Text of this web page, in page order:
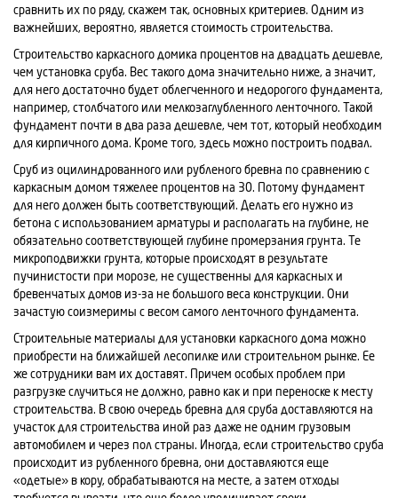
сравнить их по ряду, скажем так, основных критериев. Одним из
важнейших, вероятно, является стоимость строительства.
Строительство каркасного домика процентов на двадцать дешевле,
чем установка сруба. Вес такого дома значительно ниже, а значит,
для него достаточно будет облегченного и недорогого фундамента,
например, столбчатого или мелкозаглубленного ленточного. Такой
фундамент почти в два раза дешевле, чем тот, который необходим
для кирпичного дома. Кроме того, здесь можно построить подвал.
Сруб из оцилиндрованного или рубленого бревна по сравнению с
каркасным домом тяжелее процентов на 30. Потому фундамент
для него должен быть соответствующий. Делать его нужно из
бетона с использованием арматуры и располагать на глубине, не
обязательно соответствующей глубине промерзания грунта. Те
микроподвижки грунта, которые происходят в результате
пучинистости при морозе, не существенны для каркасных и
бревенчатых домов из-за не большого веса конструкции. Они
зачастую соизмеримы с весом самого ленточного фундамента.
Строительные материалы для установки каркасного дома можно
приобрести на ближайшей лесопилке или строительном рынке. Ее
же сотрудники вам их доставят. Причем особых проблем при
разгрузке случиться не должно, равно как и при переноске к месту
строительства. В свою очередь бревна для сруба доставляются на
участок для строительства иной раз даже не одним грузовым
автомобилем и через пол страны. Иногда, если строительство сруба
происходит из рубленного бревна, они доставляются еще
«одетые» в кору, обрабатываются на месте, а затем отходы